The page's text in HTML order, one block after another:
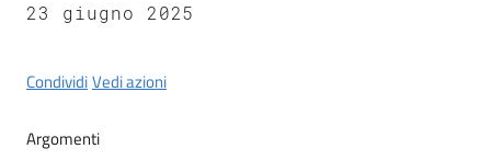
gli
argomenti
23 giugno 2025
CondividiVedi azioni
Argomenti